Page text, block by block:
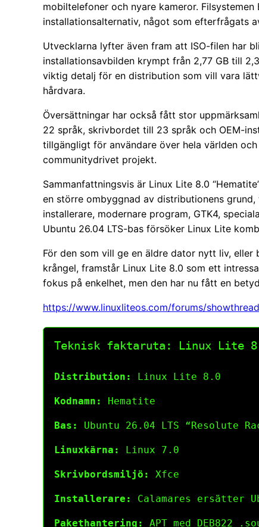
mobiltelefoner och nyare kameror.
installationsalternativ, något som efterfrågats
Utvecklarna lyfter även fram att ISO-filen har
installationsavbilden krympt från 2,77 GB till
viktig detalj för en distribution som vill vara
hårdvara.
Översättningar har också fått stor
22 språk, skrivbordet till 23 språk och OEM-
tillgängligt för användare över hela världen
communitydrivet projekt.
Sammanfattningsvis är Linux Lite 8.0
en större ombyggnad av distributionens
installerare, modernare program, GTK4,
Ubuntu 26.04 LTS-bas försöker Linux Lite
För den som vill ge en äldre dator nytt liv,
krångel, framstår Linux Lite 8.0 som ett
fokus på enkelhet, men den har nu fått en
https://www.linuxliteos.com/forums/
Teknisk faktaruta: Linux Lite
Distribution: Linux Lite 8.0
Kodnamn: Hematite
Bas: Ubuntu 26.04 LTS “Resolute
Linuxkärna: Linux 7.0
Skrivbordsmiljö: Xfce
Installerare: Calamares ersätter
Pakethantering: APT med DEB822